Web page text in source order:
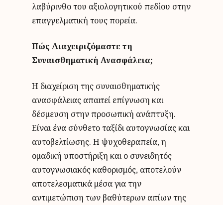
λαβύρινθο του αξιολογητικού πεδίου στην
επαγγελματική τους πορεία.
Πώς Διαχειριζόμαστε τη
Συναισθηματική Ανασφάλεια;
Η διαχείριση της συναισθηματικής
ανασφάλειας απαιτεί επίγνωση και
δέσμευση στην προσωπική ανάπτυξη.
Είναι ένα σύνθετο ταξίδι αυτογνωσίας και
αυτοβελτίωσης. Η ψυχοθεραπεία, η
ομαδική υποστήριξη και ο συνειδητός
αυτογνωσιακός καθορισμός, αποτελούν
αποτελεσματικά μέσα για την
αντιμετώπιση των βαθύτερων αιτίων της